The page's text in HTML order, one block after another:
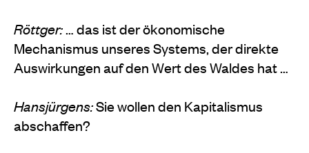
Röttger:… das ist der ökonomische
Mechanismus unseres Systems, der direkte
Auswirkungen auf den Wert des Waldes hat …
Hansjürgens:Sie wollen den Kapitalismus
abschaffen?